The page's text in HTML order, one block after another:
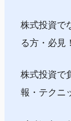
株式投資で
る方・必見！
株式投資で
報・テクニ